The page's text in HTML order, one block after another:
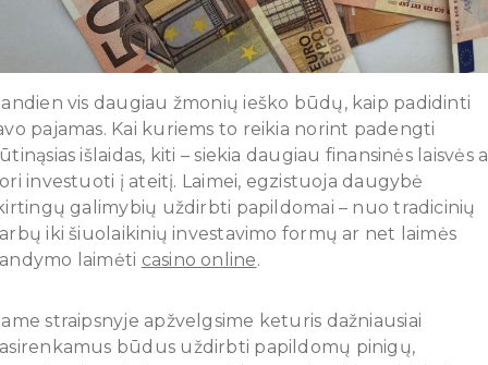
vis daugiau žmonių ieško būdų, kaip padidinti
pajamas. Kai kuriems to reikia norint padengti
išlaidas, kiti – siekia daugiau finansinės laisvės
investuoti į ateitį. Laimei, egzistuoja daugybė
galimybių uždirbti papildomai – nuo tradicinių
iki šiuolaikinių investavimo formų ar net laimės
laimėti casino online.
straipsnyje apžvelgsime keturis dažniausiai
būdus uždirbti papildomų pinigų,